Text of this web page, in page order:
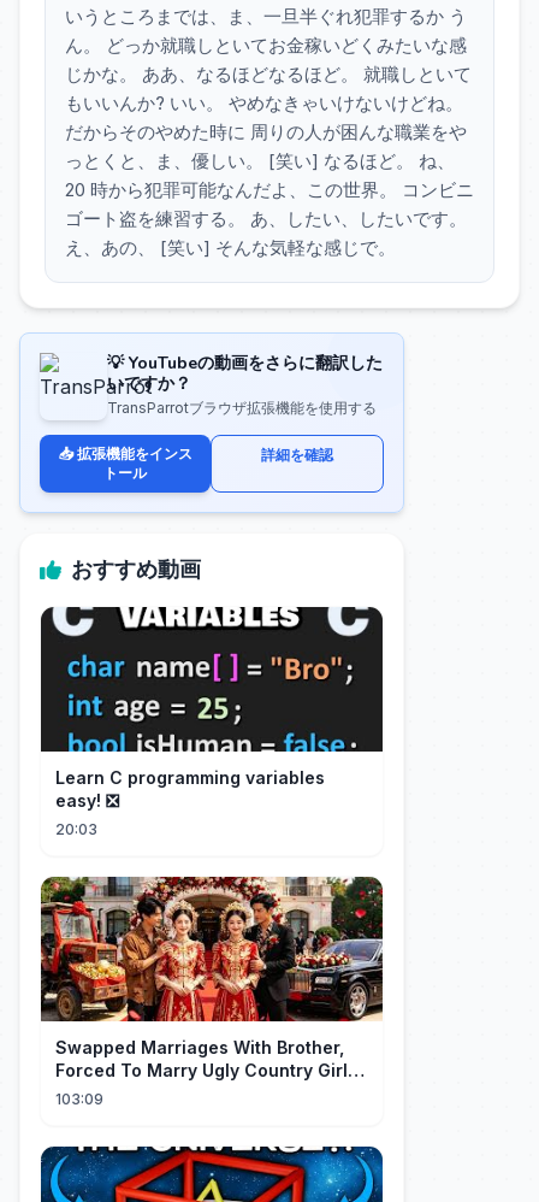
いうところまでは、ま、一旦半ぐれ犯罪するか う
ん。 どっか就職しといてお金稼いどくみたいな感
じかな。 ああ、なるほどなるほど。 就職しといて
もいいんか? いい。 やめなきゃいけないけどね。
だからそのやめた時に 周りの人が困んな職業をや
っとくと、ま、優しい。 [笑い] なるほど。 ね、
20 時から犯罪可能なんだよ、この世界。 コンビニ
ゴート盗を練習する。 あ、したい、したいです。
え、あの、 [笑い] そんな気軽な感じで。
💡 YouTubeの動画をさらに翻訳した
いですか？
TransParrotブラウザ拡張機能を使用する
📥 拡張機能をインス
トール
詳細を確認
おすすめ動画
Learn C programming variables
easy! ❎
20:03
Swapped Marriages With Brother,
Forced To Marry Ugly Country Girl—
He's A Gorgeous Billionaire CEO!
103:09